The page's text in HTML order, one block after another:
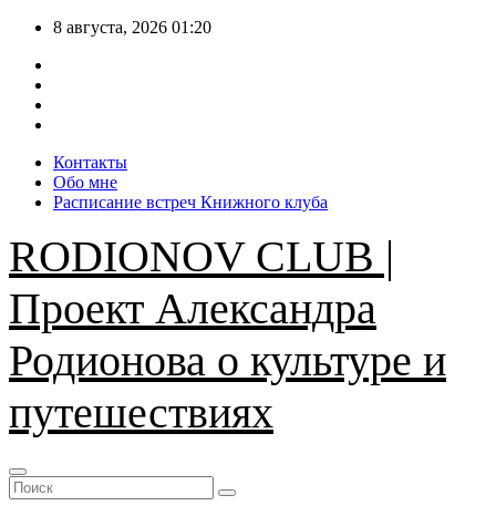
Перейти
содержимому
8 августа, 2026 01:20
Контакты
Обо мне
Расписание встреч Книжного клуба
RODIONOV CLUB |
Проект Александра
Родионова о культуре и
путешествиях